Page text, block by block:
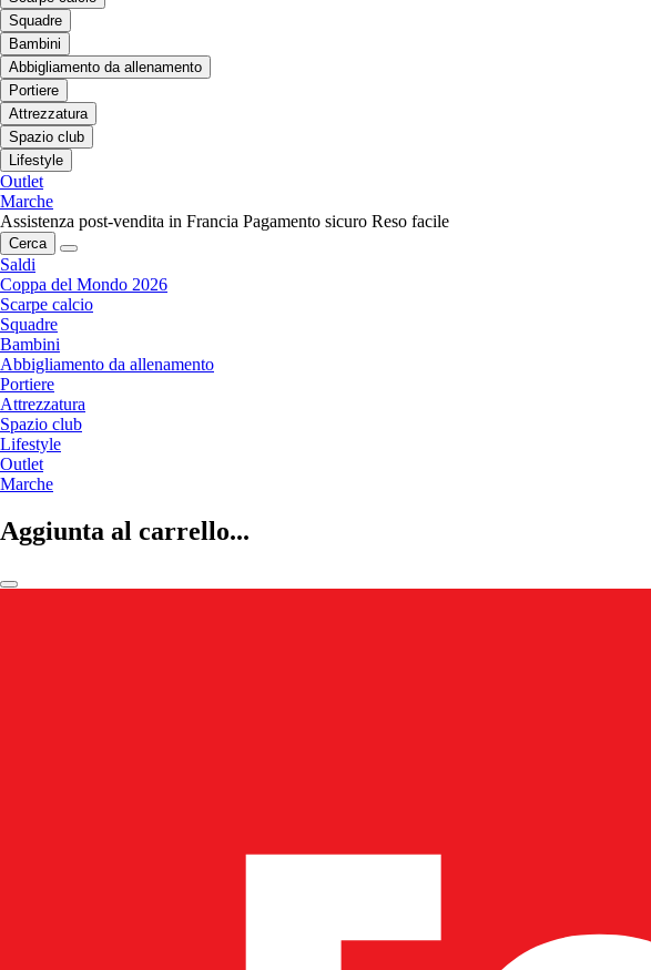
Squadre
Bambini
Abbigliamento da allenamento
Portiere
Attrezzatura
Spazio club
Lifestyle
Outlet
Marche
Assistenza post-vendita in Francia Pagamento sicuro Reso facile
Cerca
Saldi
Coppa del Mondo 2026
Scarpe calcio
Squadre
Bambini
Abbigliamento da allenamento
Portiere
Attrezzatura
Spazio club
Lifestyle
Outlet
Marche
Aggiunta al carrello...